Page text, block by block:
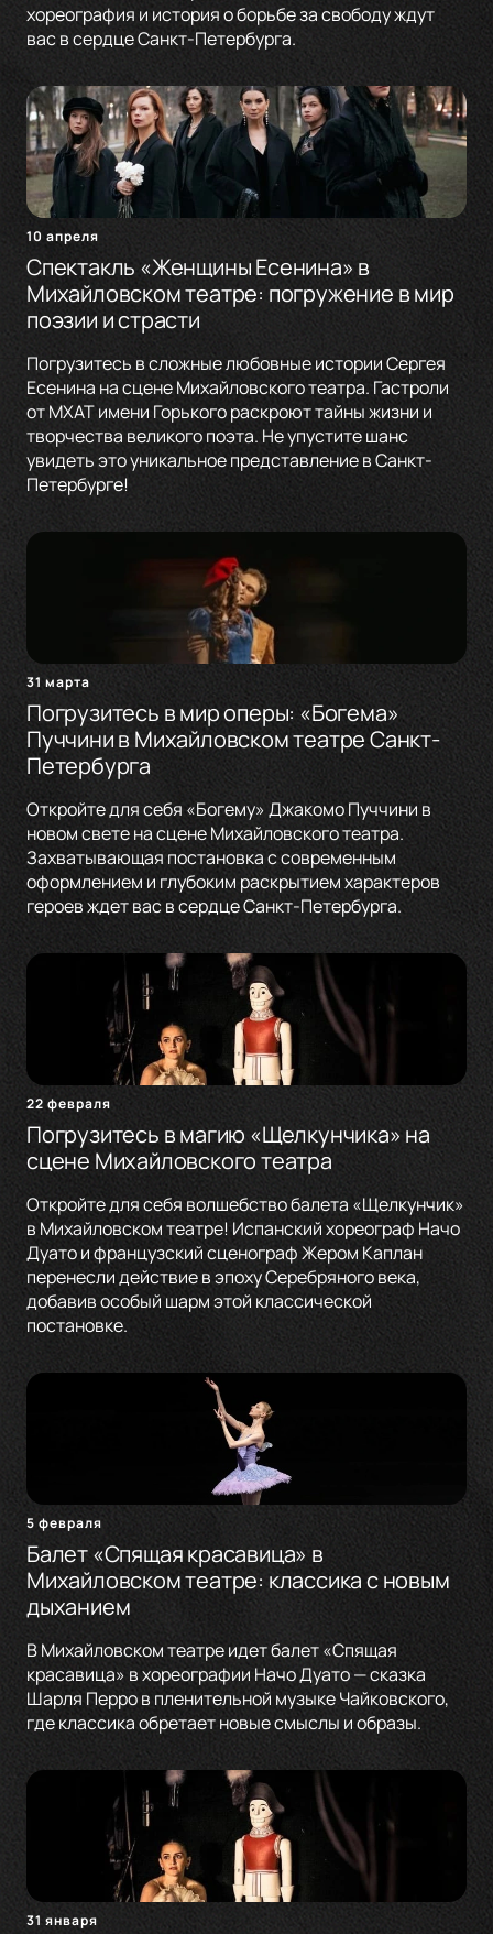
хореография и история о борьбе за свободу ждут
вас в сердце Санкт-Петербурга.
10 апреля
Спектакль «Женщины Есенина» в
Михайловском театре: погружение в мир
поэзии и страсти
Погрузитесь в сложные любовные истории Сергея
Есенина на сцене Михайловского театра. Гастроли
от МХАТ имени Горького раскроют тайны жизни и
творчества великого поэта. Не упустите шанс
увидеть это уникальное представление в Санкт-
Петербурге!
31 марта
Погрузитесь в мир оперы: «Богема»
Пуччини в Михайловском театре Санкт-
Петербурга
Откройте для себя «Богему» Джакомо Пуччини в
новом свете на сцене Михайловского театра.
Захватывающая постановка с современным
оформлением и глубоким раскрытием характеров
героев ждет вас в сердце Санкт-Петербурга.
22 февраля
Погрузитесь в магию «Щелкунчика» на
сцене Михайловского театра
Откройте для себя волшебство балета «Щелкунчик»
в Михайловском театре! Испанский хореограф Начо
Дуато и французский сценограф Жером Каплан
перенесли действие в эпоху Серебряного века,
добавив особый шарм этой классической
постановке.
5 февраля
Балет «Спящая красавица» в
Михайловском театре: классика с новым
дыханием
В Михайловском театре идет балет «Спящая
красавица» в хореографии Начо Дуато — сказка
Шарля Перро в пленительной музыке Чайковского,
где классика обретает новые смыслы и образы.
31 января